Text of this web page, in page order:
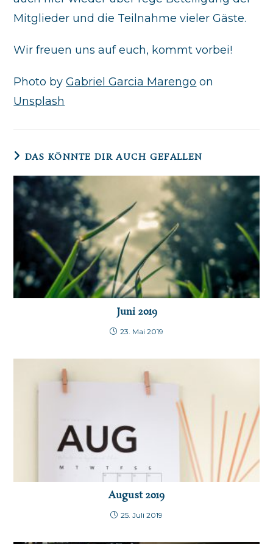
Mitglieder und die Teilnahme vieler Gäste.
Wir freuen uns auf euch, kommt vorbei!
Photo byGabriel Garcia Marengo on
Unsplash
DAS KÖNNTE DIR AUCH GEFALLEN
Juni 2019
23. Mai 2019
August 2019
25. Juli 2019